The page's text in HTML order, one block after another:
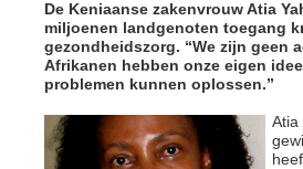
De Keniaanse zakenvrouw Atia
miljoenen landgenoten toegang
gezondheidszorg. “We zijn geen
Afrikanen hebben onze eigen
problemen kunnen oplossen.”
Atia